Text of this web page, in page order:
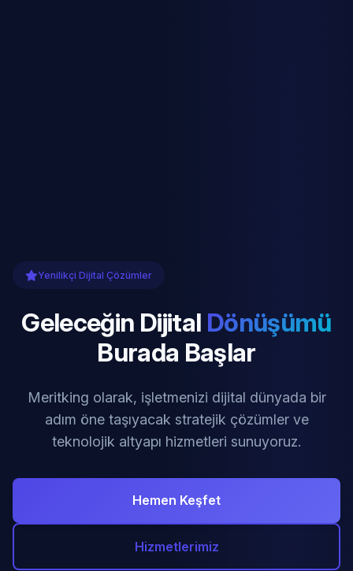
Yenilikçi Dijital Çözümler
Geleceğin Dijital Dönüşümü
Burada Başlar
Meritking olarak, işletmenizi dijital dünyada bir
adım öne taşıyacak stratejik çözümler ve
teknolojik altyapı hizmetleri sunuyoruz.
Hemen Keşfet
Hizmetlerimiz